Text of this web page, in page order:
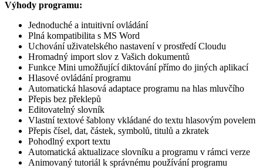
Výhody programu:
Jednoduché a intuitivní ovládání
Plná kompatibilita s MS Word
Uchování uživatelského nastavení v prostředí Cloudu
Hromadný import slov z Vašich dokumentů
Funkce Mini umožňující diktování přímo do jiných aplikací
Hlasové ovládání programu
Automatická hlasová adaptace programu na hlas mluvčího
Přepis bez překlepů
Editovatelný slovník
Vlastní textové šablony vkládané do textu hlasovým povelem
Přepis čísel, dat, částek, symbolů, titulů a zkratek
Pohodlný export textu
Automatická aktualizace slovníku a programu v rámci verze
Animovaný tutoriál k správnému používání programu